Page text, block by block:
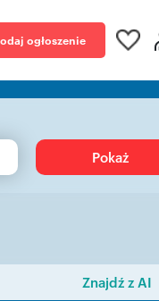
ogłoszenie
Pokaż
Znajdź z AI